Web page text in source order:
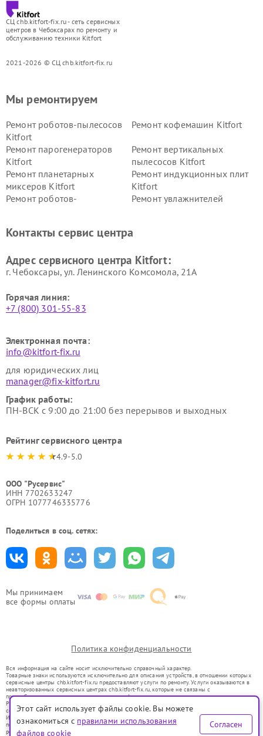
СЦ chb.kitfort-fix.ru - сеть сервисных
центров в Чебоксарах по ремонту и
обслуживанию техники Kitfort
2021-2026 © СЦ chb.kitfort-fix.ru
Мы принимаем
все формы оплаты
Мы ремонтируем
Ремонт роботов-пылесосов
Kitfort
Ремонт кофемашин Kitfort
Ремонт парогенераторов
Kitfort
Ремонт вертикальных
пылесосов Kitfort
Ремонт планетарных
миксеров Kitfort
Ремонт индукционных плит
Kitfort
Ремонт роботов-
Ремонт увлажнителей
Kitfort
Kitfort
Kitfort
Kitfort
Контакты сервис центра
Адрес сервисного центра Kitfort:
г. Чебоксары, ул. Ленинского Комсомола, 21А
Горячая линия:
+7 (800) 301-55-83
Электронная почта:
info@kitfort-fix.ru
для юридических лиц
manager@fix-kitfort.ru
График работы:
ПН-ВСК с 9:00 до 21:00 без перерывов и выходных
Рейтинг сервисного центра
4.9-5.0
ООО "Русервис"
ИНН 7702633247
ОГРН 1077746335776
Поделиться в соц. сетях:
Политика конфиденциальности
Вся информация на сайте носит исключительно справочный характер.
Товарные знаки используются исключительно для описания устройств, в отношении которых
сервисные центры chb.kitfort-fix.ru предоставляют услуги по ремонту. Услуги оказываются в
неавторизованных сервисных центрах chb.kitfort-fix.ru, которые не связаны с
правообладателями товарных знаков или их официальными представителями.
Ремонт осуществляется для устройств, уже введенных в гражданский оборот в соответствии
со статьей 1487 ГК РФ.
Использование товарных знаков не преследует цели индивидуализации услуг или введения
потребителей в заблуждение, а служит для информирования о предоставляемых услугах по
ремонту техники указанных брендов.
Этот сайт использует файлы cookie. Вы можете
ознакомиться с правилами использования
файлов cookie
Согласен